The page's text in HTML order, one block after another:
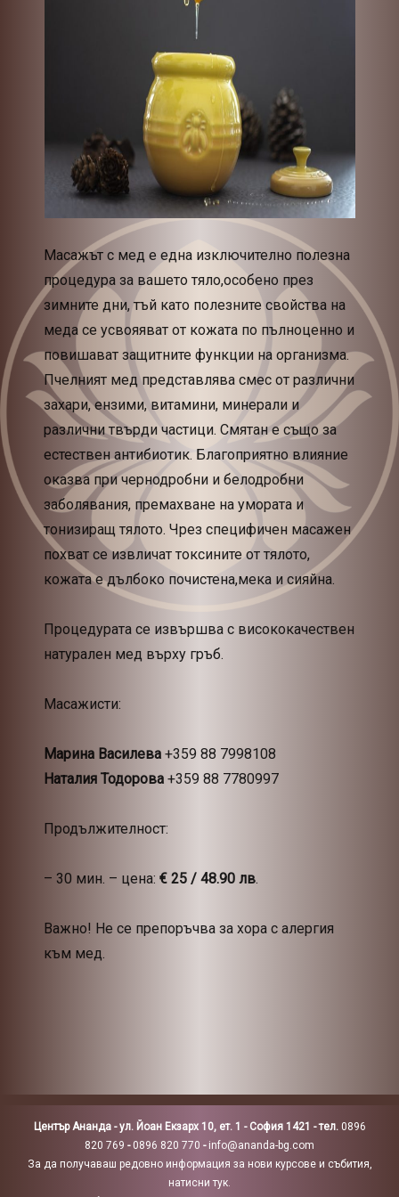
Масажът с мед е една изключително полезна
процедура за вашето тяло,особено през
зимните дни, тъй като полезните свойства на
меда се усвояяват от кожата по пълноценно и
повишават защитните функции на организма.
Пчелният мед представлява смес от различни
захари, ензими, витамини, минерали и
различни твърди частици. Смятан е също за
естествен антибиотик. Благоприятно влияние
оказва при чернодробни и белодробни
заболявания, премахване на умората и
тонизиращ тялото. Чрез специфичен масажен
похват се извличат токсините от тялото,
кожата е дълбоко почистена,мека и сияйна.
Процедурата се извършва с висококачествен
натурален мед върху гръб.
Масажисти:
Марина Василева +359 88 7998108
Наталия Тодорова +359 88 7780997
Продължителност:
– 30 мин. – цена:€ 25 / 48.90лв.
Важно! Не се препоръчва за хора с алергия
към мед.
Център Ананда - ул. Йоан Екзарх 10, ет. 1 - София 1421 - тел. 0896
820 769 - 0896 820 770 - info@ananda-bg.com
За да получаваш редовно информация за нови курсове и събития,
натисни тук.